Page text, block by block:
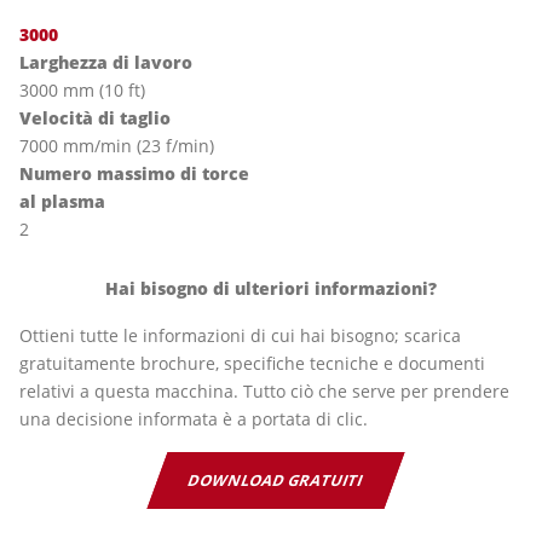
3000
Larghezza di lavoro
3000 mm (10 ft)
Velocità di taglio
7000 mm/min (23 f/min)
Numero massimo di torce
al plasma
2
Hai bisogno di ulteriori informazioni?
Ottieni tutte le informazioni di cui hai bisogno; scarica
gratuitamente brochure, specifiche tecniche e documenti
relativi a questa macchina. Tutto ciò che serve per prendere
una decisione informata è a portata di clic.
DOWNLOAD GRATUITI